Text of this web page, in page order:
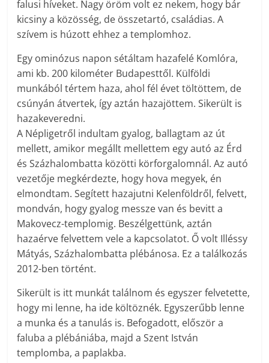
falusi híveket. Nagy öröm volt ez nekem, hogy bár
kicsiny a közösség, de összetartó, családias. A
szívem is húzott ehhez a templomhoz.
Egy ominózus napon sétáltam hazafelé Komlóra,
ami kb. 200 kilométer Budapesttől. Külföldi
munkából tértem haza, ahol fél évet töltöttem, de
csúnyán átvertek, így aztán hazajöttem. Sikerült is
hazakeveredni.
A Népligetről indultam gyalog, ballagtam az út
mellett, amikor megállt mellettem egy autó az Érd
és Százhalombatta közötti körforgalomnál. Az autó
vezetője megkérdezte, hogy hova megyek, én
elmondtam. Segített hazajutni Kelenföldről, felvett,
mondván, hogy gyalog messze van és bevitt a
Makovecz-templomig. Beszélgettünk, aztán
hazaérve felvettem vele a kapcsolatot. Ő volt Illéssy
Mátyás, Százhalombatta plébánosa. Ez a találkozás
2012-ben történt.
Sikerült is itt munkát találnom és egyszer felvetette,
hogy mi lenne, ha ide költöznék. Egyszerűbb lenne
a munka és a tanulás is. Befogadott, először a
faluba a plébániába, majd a Szent István
templomba, a paplakba.